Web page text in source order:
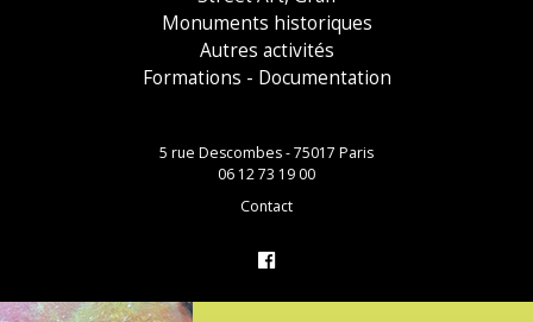
Monuments historiques
Autres activités
Formations - Documentation
5 rue Descombes - 75017 Paris
06 12 73 19 00
Contact